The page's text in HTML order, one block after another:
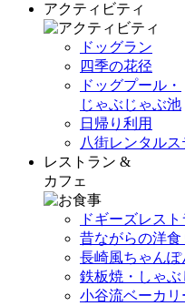
アクティビティ
ドッグラン
四季の花径
ドッグプール・
じゃぶじゃぶ池
日帰り利用
八街レンタル
レストラン &
カフェ
ドギーズレス
昔ながらの洋食
長崎風ちゃん
鉄板焼・しゃぶ
小谷流ベーカリ